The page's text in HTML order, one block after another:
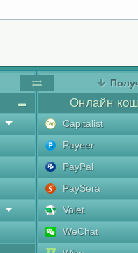
Онлайн
Capitalist
Payeer
PayPal
PaySera
Volet
WeChat